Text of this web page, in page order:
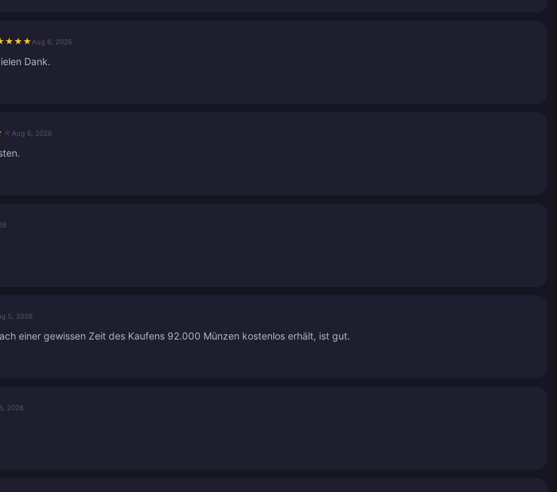
★ ★ ★ Aug 6, 2026
Dank.
Aug 6, 2026
5, 2026
einer gewissen Zeit des Kaufens 92.000 Münzen kostenlos erhält, ist gut.
2026